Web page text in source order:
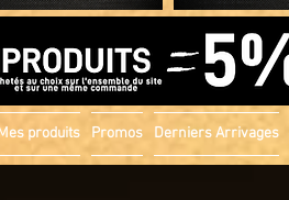
produits Promos Derniers Arrivages